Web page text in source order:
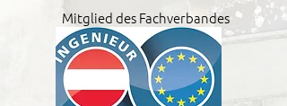
Mitglied des Fachverbandes